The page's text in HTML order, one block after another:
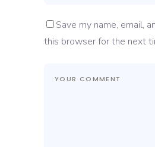
Save my name, email,
this browser for the next